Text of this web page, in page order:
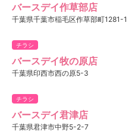
バースデイ作草部店
千葉県千葉市稲毛区作草部町1281-1
チラシ
バースデイ牧の原店
千葉県印西市西の原5-3
チラシ
バースデイ君津店
千葉県君津市中野5-2-7